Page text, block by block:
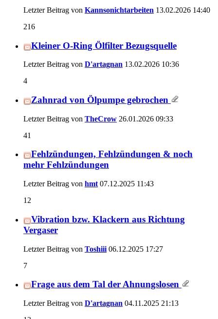
Letzter Beitrag von Kannsonichtarbeiten 13.02.2026 14:40
216
Kleiner O-Ring Ölfilter Bezugsquelle
Letzter Beitrag von D'artagnan 13.02.2026 10:36
4
Zahnrad von Ölpumpe gebrochen
Letzter Beitrag von TheCrow 26.01.2026 09:33
41
Fehlzündungen, Fehlzündungen & noch
mehr Fehlzündungen
Letzter Beitrag von hmt 07.12.2025 11:43
12
Vibration bzw. Klackern aus Richtung
Vergaser
Letzter Beitrag von Toshiii 06.12.2025 17:27
7
Frage aus dem Tal der Ahnungslosen
Letzter Beitrag von D'artagnan 04.11.2025 21:13